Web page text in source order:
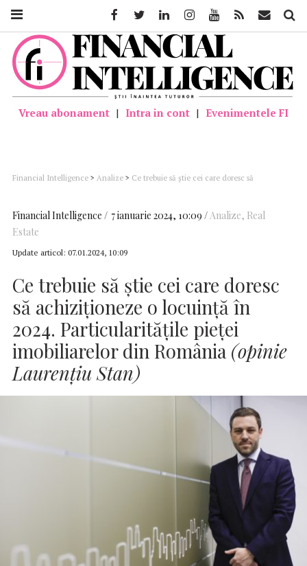
Vreau abonament | Intra in cont | Evenimentele FI
Financial Intelligence > Analize > Ce trebuie să știe cei care doresc să
Financial Intelligence 7 ianuarie 2024, 10:09 Analize, Real
Estate
Update articol: 07.01.2024, 10:09
Ce trebuie să știe cei care doresc
să achiziționeze o locuință în
2024. Particularitățile pieței
imobiliarelor din România(opinie
Laurențiu Stan)
FacebookTwitter LinkedinInstagramYoutube Feed Mail